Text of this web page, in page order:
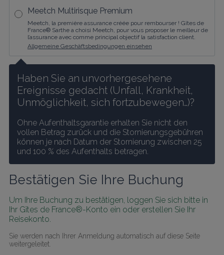
Meetch Multirisque Premium
Meetch, la première assurance créée pour rembourser ! Gîtes de
France® Sarthe a choisi Meetch, pour vous proposer le meilleur de
l’assurance avec comme principal objectif la satisfaction client.
Allgemeine Geschäftsbedingungen einsehen
Haben Sie an unvorhergesehene
Ereignisse gedacht (Unfall, Krankheit,
Unmöglichkeit, sich fortzubewegen…)?
Ohne Aufenthaltsgarantie erhalten Sie nicht den
vollen Betrag zurück und die Stornierungsgebühren
können je nach Datum der Stornierung zwischen 25
und 100 % des Aufenthalts betragen.
Bestätigen Sie Ihre Buchung
Um Ihre Buchung zu bestätigen, loggen Sie sich bitte in
Ihr Gîtes de France®-Konto ein oder erstellen Sie Ihr
Reisekonto.
Sie werden nach Ihrer Anmeldung automatisch auf diese Seite
weitergeleitet.